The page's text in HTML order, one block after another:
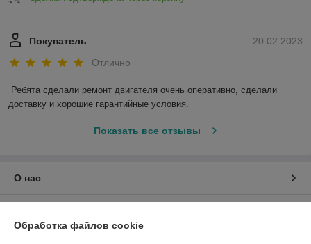
20.02.2023
Покупатель
Отлично
Ребята сделали ремонт двигателя очень оперативно, сделали
доставку и хорошие гарантийные условия.
Показать все отзывы
О нас
Обработка файлов cookie